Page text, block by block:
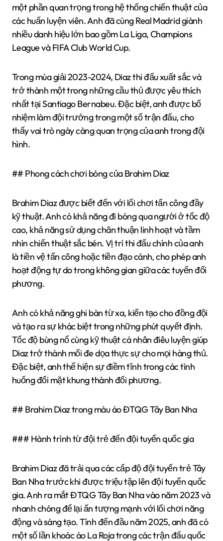
một phần quan trọng trong hệ thống chiến thuật của
các huấn luyện viên. Anh đã cùng Real Madrid giành
nhiều danh hiệu lớn bao gồm La Liga, Champions
League và FIFA Club World Cup.
Trong mùa giải 2023-2024, Diaz thi đấu xuất sắc và
trở thành một trong những cầu thủ được yêu thích
nhất tại Santiago Bernabeu. Đặc biệt, anh được bổ
nhiệm làm đội trưởng trong một số trận đấu, cho
thấy vai trò ngày càng quan trọng của anh trong đội
hình.
## Phong cách chơi bóng của Brahim Diaz
Brahim Diaz được biết đến với lối chơi tấn công đầy
kỹ thuật. Anh có khả năng đi bóng qua người ở tốc độ
cao, khả năng sử dụng chân thuận linh hoạt và tầm
nhìn chiến thuật sắc bén. Vị trí thi đấu chính của anh
là tiền vệ tấn công hoặc tiền đạo cánh, cho phép anh
hoạt động tự do trong không gian giữa các tuyến đối
phương.
Anh có khả năng ghi bàn từ xa, kiến tạo cho đồng đội
và tạo ra sự khác biệt trong những phút quyết định.
Tốc độ bùng nổ cùng kỹ thuật cá nhân điêu luyện giúp
Diaz trở thành mối đe dọa thực sự cho mọi hàng thủ.
Đặc biệt, anh thể hiện sự điềm tĩnh trong các tình
huống đối mặt khung thành đối phương.
## Brahim Diaz trong màu áo ĐTQG Tây Ban Nha
### Hành trình từ đội trẻ đến đội tuyển quốc gia
Brahim Diaz đã trải qua các cấp độ đội tuyển trẻ Tây
Ban Nha trước khi được triệu tập lên đội tuyển quốc
gia. Anh ra mắt ĐTQG Tây Ban Nha vào năm 2023 và
nhanh chóng để lại ấn tượng mạnh với lối chơi năng
động và sáng tạo. Tính đến đầu năm 2025, anh đã có
một số lần khoác áo La Roja trong các trận đấu quốc